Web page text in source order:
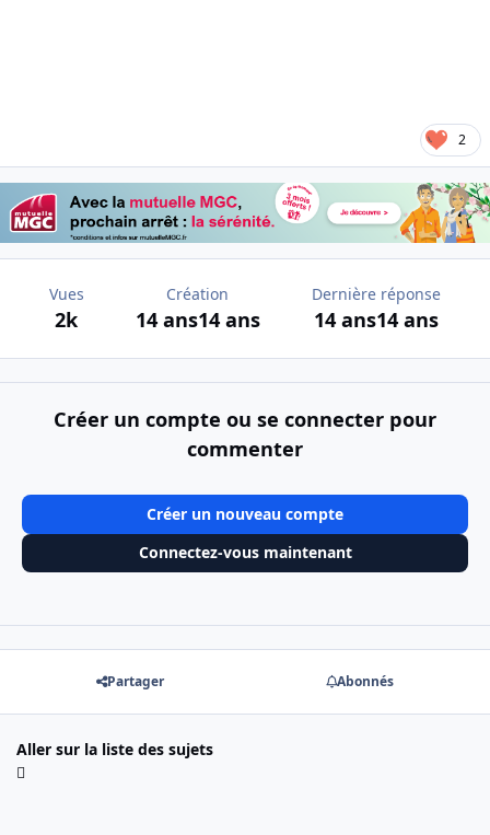
2
Vues
2k
Création
14 ans14 ans
Dernière réponse
14 ans14 ans
Créer un compte ou se connecter pour
commenter
Créer un nouveau compte
Connectez-vous maintenant
Partager Abonnés
Aller sur la liste des sujets